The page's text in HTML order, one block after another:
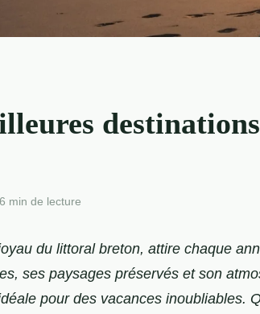
6 min de lecture
du littoral breton, attire chaque
ses paysages préservés et son
pour des vacances inoubliables.